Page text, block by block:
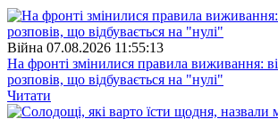
Війна 07.08.2026 11:55:13
На фронті змінилися правила виживання:
розповів, що відбувається на "нулі"
Читати